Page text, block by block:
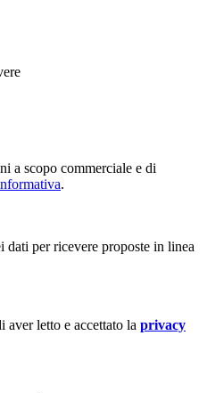
a scopo commerciale e di
.
dati per ricevere proposte in linea
letto e accettato la privacy